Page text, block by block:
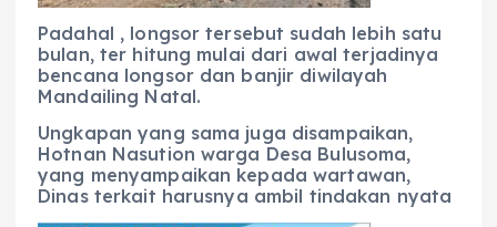
Padahal , longsor tersebut sudah lebih satu
bulan, ter hitung mulai dari awal terjadinya
bencana longsor dan banjir diwilayah
Mandailing Natal.
Ungkapan yang sama juga disampaikan,
Hotnan Nasution warga Desa Bulusoma,
yang menyampaikan kepada wartawan,
Dinas terkait harusnya ambil tindakan nyata